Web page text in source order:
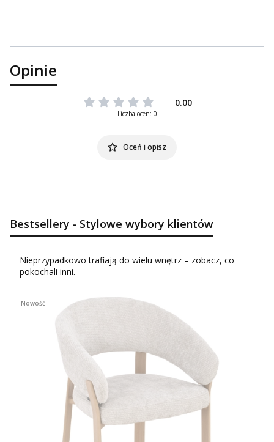
Opinie
0.00
Liczba ocen: 0
Oceń i opisz
Bestsellery - Stylowe wybory klientów
Nieprzypadkowo trafiają do wielu wnętrz – zobacz, co
pokochali inni.
Nowość